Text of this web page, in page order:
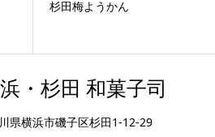
杉田梅ようかん
・杉田 和菓子司
県横浜市磯子区杉田1-12-29